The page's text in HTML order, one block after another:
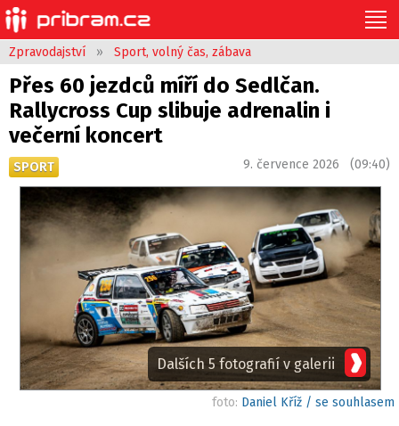
Zpravodajství » Sport, volný čas, zábava
Přes 60 jezdců míří do Sedlčan.
Rallycross Cup slibuje adrenalin i
večerní koncert
SPORT 9. července 2026 (09:40)
Dalších 5 fotografií v galerii
foto: Daniel Kříž / se souhlasem